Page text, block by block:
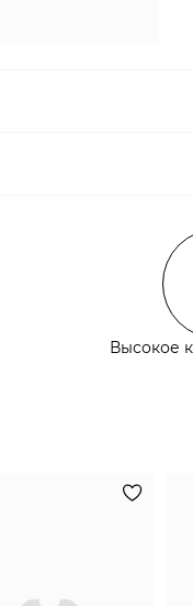
Высокое